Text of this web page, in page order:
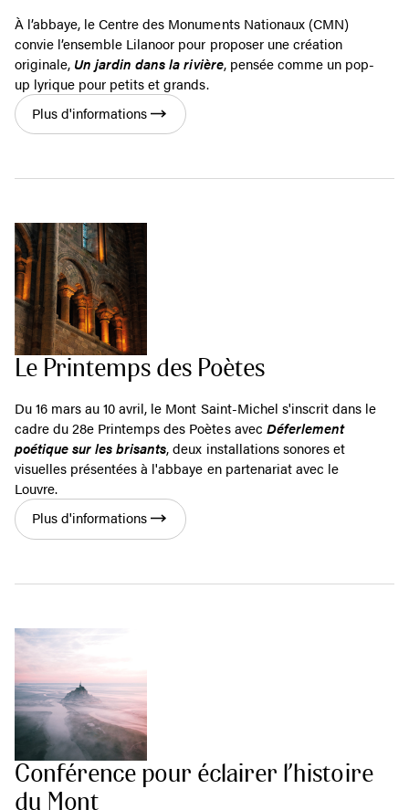
À l’abbaye, le Centre des Monuments Nationaux (CMN)
convie l’ensemble Lilanoor pour proposer une création
originale, Un jardin dans la rivière, pensée comme un pop-
up lyrique pour petits et grands.
Plus d'informations
Le Printemps des Poètes
Du 16 mars au 10 avril, le Mont Saint-Michel s'inscrit dans le
cadre du 28e Printemps des Poètes avec Déferlement
poétique sur les brisants, deux installations sonores et
visuelles présentées à l'abbaye en partenariat avec le
Louvre.
Plus d'informations
Conférence pour éclairer l’histoire
du Mont